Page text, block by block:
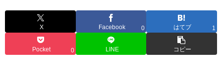
X Facebook 0 はてブ 1
Pocket 0 LINE コピー